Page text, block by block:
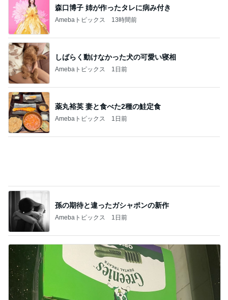
しばらく動けなかった犬の可愛い寝相
Amebaトピックス 1日前
薬丸裕英 妻と食べた2種の鮭定食
Amebaトピックス 1日前
孫の期待と違ったガシャポンの新作
Amebaトピックス 1日前
大型犬もいる我が家のサブスク
Amebaトピックス